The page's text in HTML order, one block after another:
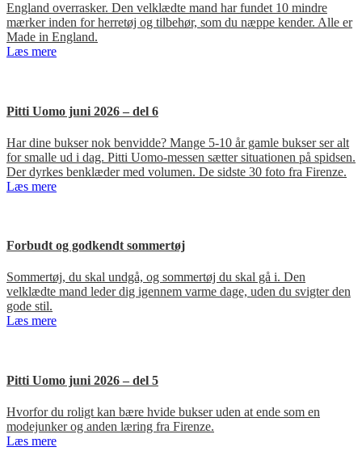
England overrasker. Den velklædte mand har fundet 10 mindre
mærker inden for herretøj og tilbehør, som du næppe kender. Alle er
Made in England.
Læs mere
Pitti Uomo juni 2026 – del 6
Har dine bukser nok benvidde? Mange 5-10 år gamle bukser ser alt
for smalle ud i dag. Pitti Uomo-messen sætter situationen på spidsen.
Der dyrkes benklæder med volumen. De sidste 30 foto fra Firenze.
Læs mere
Forbudt og godkendt sommertøj
Sommertøj, du skal undgå, og sommertøj du skal gå i. Den
velklædte mand leder dig igennem varme dage, uden du svigter den
gode stil.
Læs mere
Pitti Uomo juni 2026 – del 5
Hvorfor du roligt kan bære hvide bukser uden at ende som en
modejunker og anden læring fra Firenze.
Læs mere